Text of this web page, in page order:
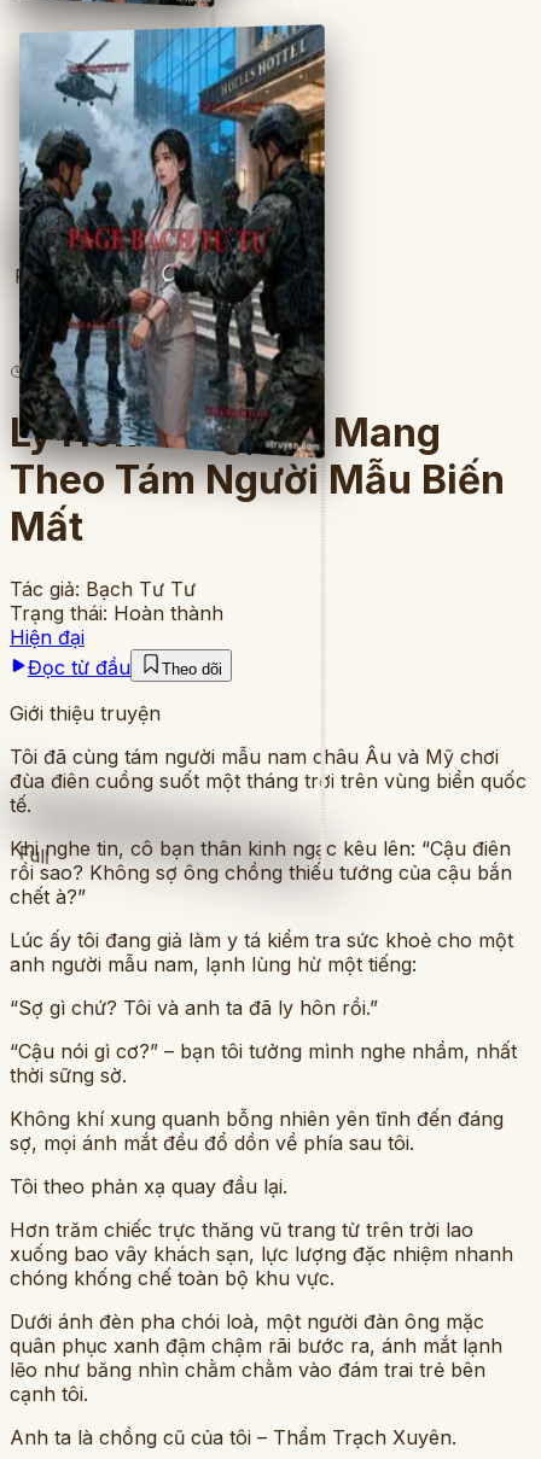
Full
Full
6lượt đọc· 8 chương
Ly Hôn Xong, Tôi Mang
Theo Tám Người Mẫu Biến
Mất
Tác giả: Bạch Tư Tư
Trạng thái: Hoàn thành
Hiện đại
Đọc từ đầu
Theo dõi
Giới thiệu truyện
Tôi đã cùng tám người mẫu nam châu Âu và Mỹ chơi
đùa điên cuồng suốt một tháng trời trên vùng biển quốc
tế.
Khi nghe tin, cô bạn thân kinh ngạc kêu lên: “Cậu điên
rồi sao? Không sợ ông chồng thiếu tướng của cậu bắn
chết à?”
Lúc ấy tôi đang giả làm y tá kiểm tra sức khoẻ cho một
anh người mẫu nam, lạnh lùng hừ một tiếng:
“Sợ gì chứ? Tôi và anh ta đã ly hôn rồi.”
“Cậu nói gì cơ?” – bạn tôi tưởng mình nghe nhầm, nhất
thời sững sờ.
Không khí xung quanh bỗng nhiên yên tĩnh đến đáng
sợ, mọi ánh mắt đều đổ dồn về phía sau tôi.
Tôi theo phản xạ quay đầu lại.
Hơn trăm chiếc trực thăng vũ trang từ trên trời lao
xuống bao vây khách sạn, lực lượng đặc nhiệm nhanh
chóng khống chế toàn bộ khu vực.
Dưới ánh đèn pha chói loà, một người đàn ông mặc
quân phục xanh đậm chậm rãi bước ra, ánh mắt lạnh
lẽo như băng nhìn chằm chằm vào đám trai trẻ bên
cạnh tôi.
Anh ta là chồng cũ của tôi – Thẩm Trạch Xuyên.